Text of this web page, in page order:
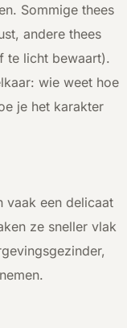
Sommige thees
andere thees
te licht bewaart).
wie weet hoe
je het karakter
vaak een delicaat
ze sneller vlak